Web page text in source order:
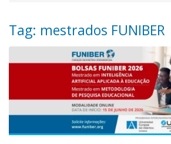
Tag: mestrados FUNIBER